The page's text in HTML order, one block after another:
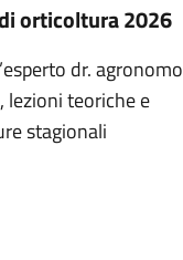
orticoltura 2026
dr. agronomo
lezioni teoriche e
stagionali